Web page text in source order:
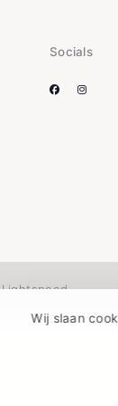
Wij slaan
Socials
Lightspeed